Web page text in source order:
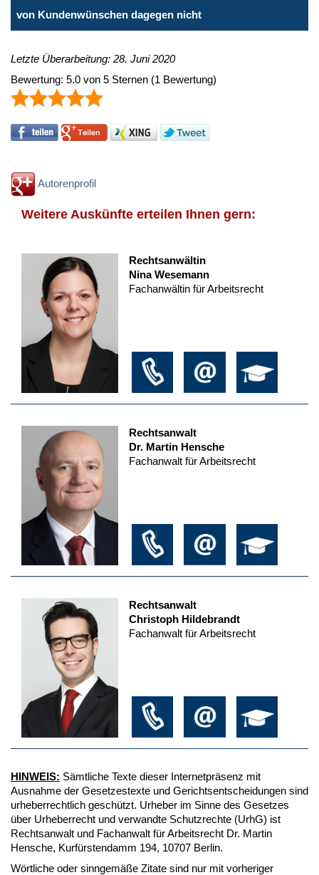
von Kundenwünschen dagegen nicht
Letzte Überarbeitung: 28. Juni 2020
Bewertung: 5.0 von 5 Sternen (1 Bewertung)
Autorenprofil
Weitere Auskünfte erteilen Ihnen gern:
Rechtsanwältin
Nina Wesemann
Fachanwältin für Arbeitsrecht
Rechtsanwalt
Dr. Martin Hensche
Fachanwalt für Arbeitsrecht
Rechtsanwalt
Christoph Hildebrandt
Fachanwalt für Arbeitsrecht
HINWEIS: Sämtliche Texte dieser Internetpräsenz mit
Ausnahme der Gesetzestexte und Gerichtsentscheidungen sind
urheberrechtlich geschützt. Urheber im Sinne des Gesetzes
über Urheberrecht und verwandte Schutzrechte (UrhG) ist
Rechtsanwalt und Fachanwalt für Arbeitsrecht Dr. Martin
Hensche, Kurfürstendamm 194, 10707 Berlin.
Wörtliche oder sinngemäße Zitate sind nur mit vorheriger